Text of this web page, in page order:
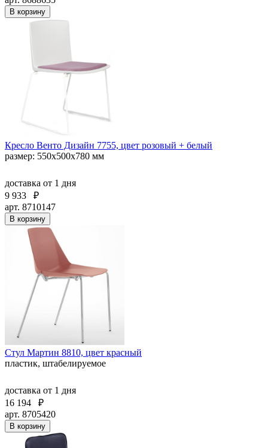
В корзину
Кресло Венто Дизайн 7755, цвет розовый + белый
размер: 550х500х780 мм
доставка от 1 дня
9 933
₽
арт. 8710147
В корзину
Стул Мартин 8810, цвет красный
пластик, штабелируемое
доставка от 1 дня
16 194
₽
арт. 8705420
В корзину